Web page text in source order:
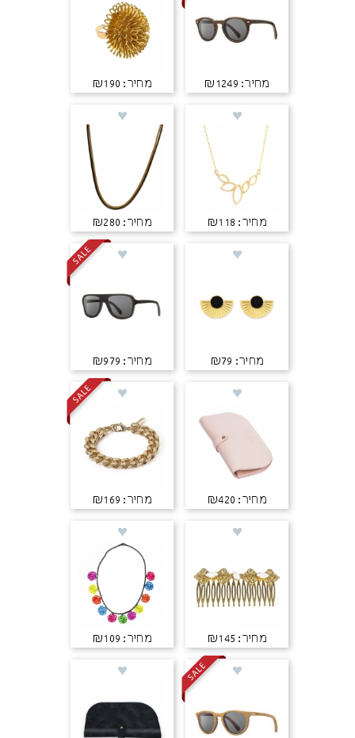
מחיר: ₪1249 מחיר: ₪190
מחיר: ₪118 מחיר: ₪280
מחיר: ₪79 מחיר: ₪979
מחיר: ₪420 מחיר: ₪169
מחיר: ₪145 מחיר: ₪109